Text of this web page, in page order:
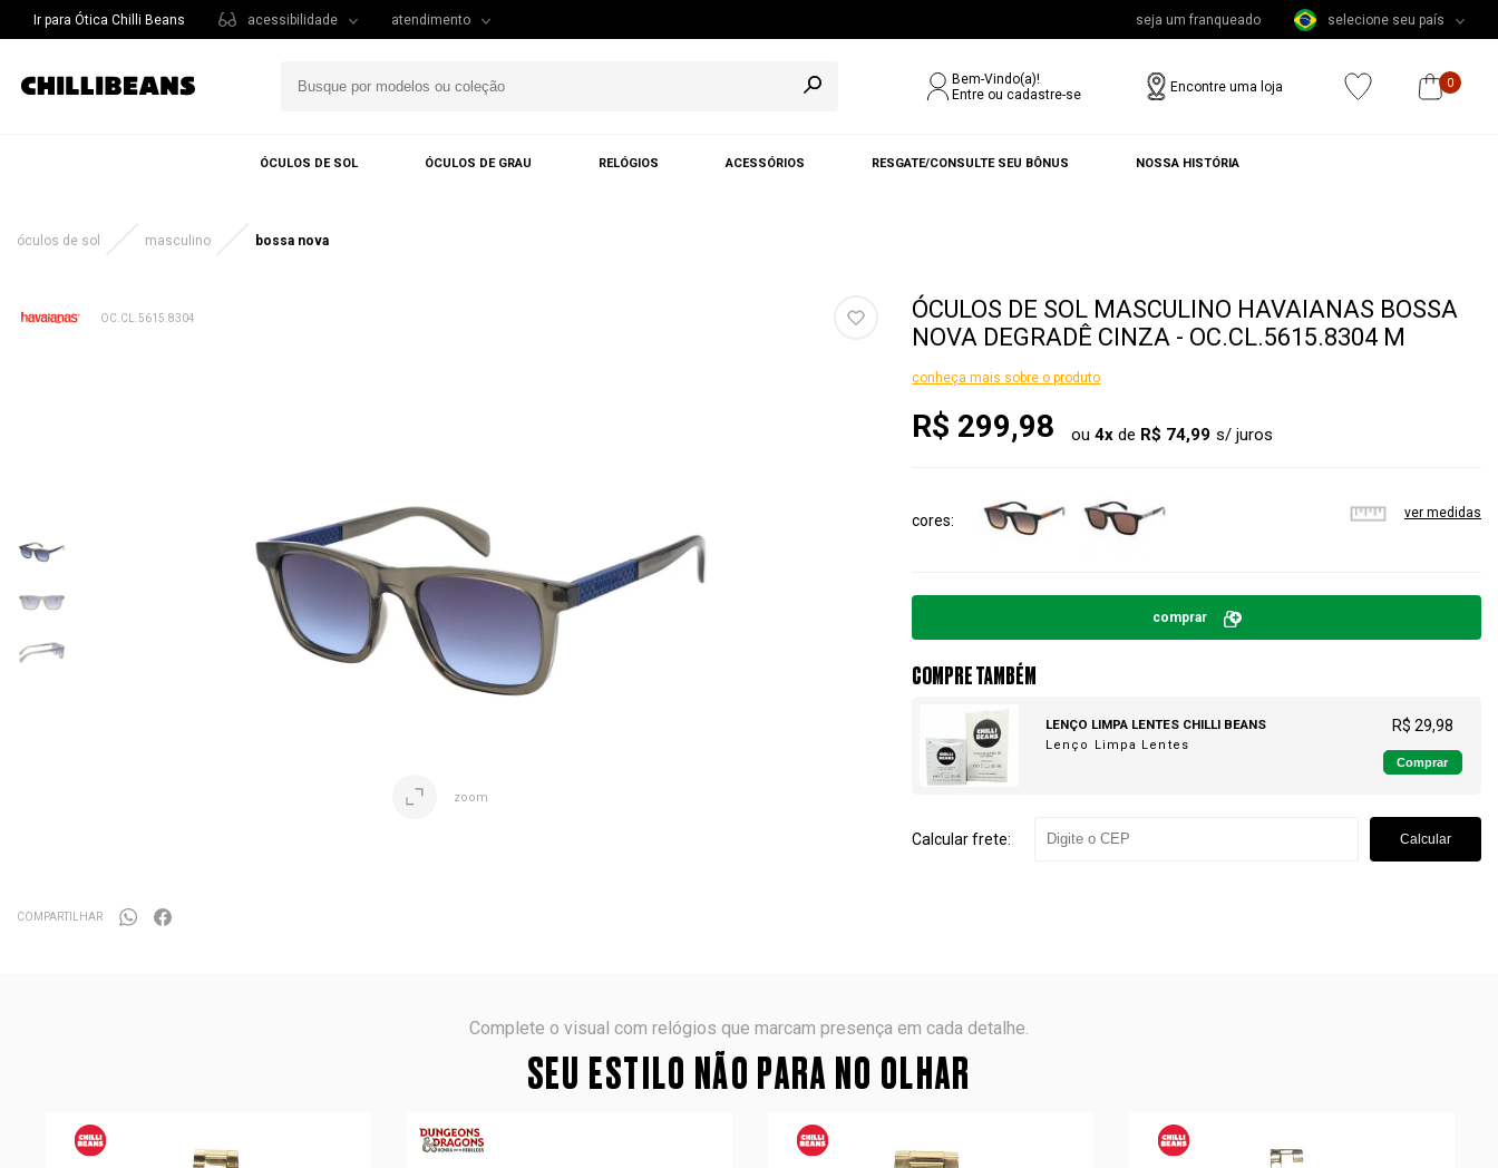
Ir para Ótica Chilli Beans acessibilidade atendimento seja um franqueado selecione seu país
Bem-Vindo(a)!
Entre ou cadastre-se
Encontre uma loja 0
ÓCULOS DE SOL ÓCULOS DE GRAU RELÓGIOS ACESSÓRIOS RESGATE/CONSULTE SEU BÔNUS NOSSA HISTÓRIA
óculos de sol masculino bossa nova
OC.CL.5615.8304
zoom
ÓCULOS DE SOL MASCULINO HAVAIANAS BOSSA
NOVA DEGRADÊ CINZA - OC.CL.5615.8304 M
conheça mais sobre o produto
R$ 299,98 ou4x de R$ 74,99
cores ver medidas
comprar
COMPRE TAMBÉM
LENÇO LIMPA LENTES CHILLI BEANS
Lenço Limpa Lentes
R$ 29,98
Comprar
Calcular frete: Calcular
COMPARTILHAR
Complete o visual com relógios que marcam presença em cada detalhe.
SEU ESTILO NÃO PARA NO OLHAR